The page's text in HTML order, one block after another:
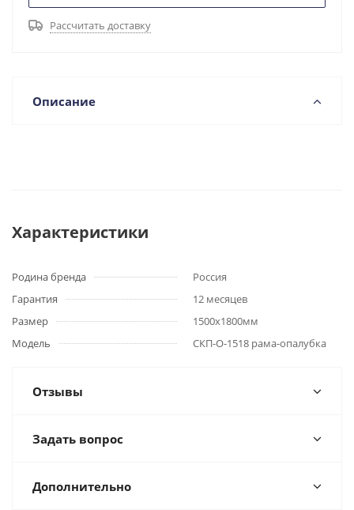
Рассчитать доставку
Описание
Характеристики
Родина бренда
Россия
Гарантия
12 месяцев
Размер
1500х1800мм
Модель
СКП-О-1518 рама-опалубка
Отзывы
Задать вопрос
Дополнительно